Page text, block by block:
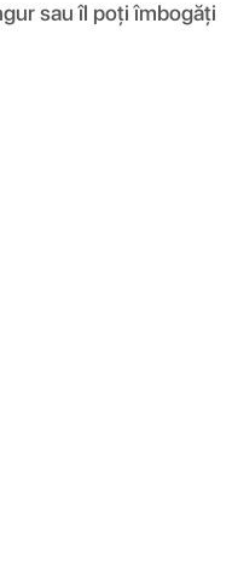
sau îl poți îmbogăți